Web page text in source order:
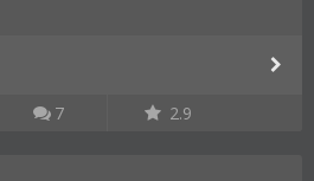
7 2.9